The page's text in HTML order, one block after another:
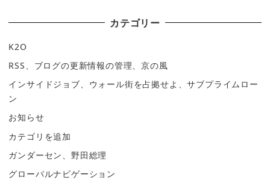
カテゴリー
K2O
RSS、ブログの更新情報の管理、京の風
インサイドジョブ、ウォール街を占拠せよ、サブプライムロー
ン
お知らせ
カテゴリを追加
ガンダーセン、野田総理
グローバルナビゲーション